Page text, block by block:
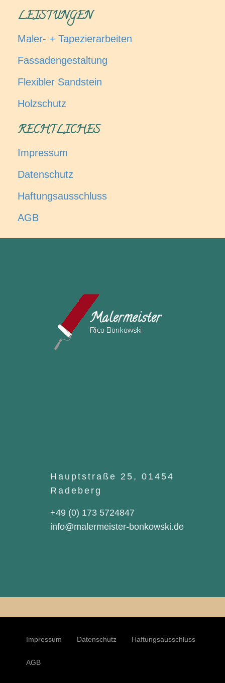
LEISTUNGEN
Maler- + Tapezierarbeiten
Fassadengestaltung
Flexibler Sandstein
Holzschutz
RECHTLICHES
Impressum
Datenschutz
Haftungsausschluss
AGB
Hauptstraße 25, 01454
Radeberg
+49 (0) 173 5724847
info@malermeister-bonkowski.de
Impressum Datenschutz Haftungsausschluss
AGB